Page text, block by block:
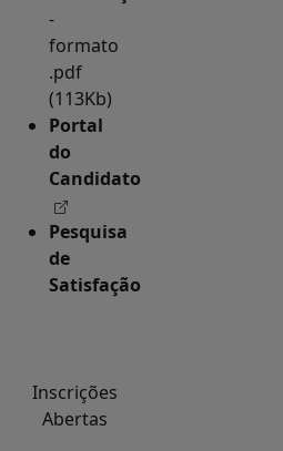
-
formato
.pdf
(113Kb)
Portal
do
Candidato
Pesquisa
de
Satisfação
Inscrições
Abertas